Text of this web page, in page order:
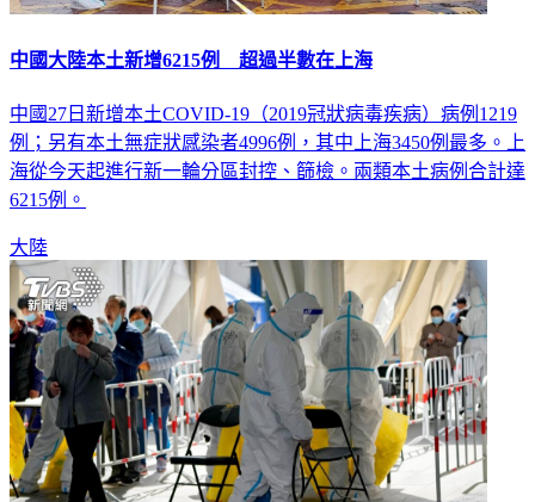
中國大陸本土新增6215例 超過半數在上海
中國27日新增本土COVID-19（2019冠狀病毒疾病）病例1219
例；另有本土無症狀感染者4996例，其中上海3450例最多。上
海從今天起進行新一輪分區封控、篩檢。兩類本土病例合計達
6215例。
大陸